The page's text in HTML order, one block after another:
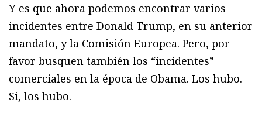
Y es que ahora podemos encontrar varios
incidentes entre Donald Trump, en su anterior
mandato, y la Comisión Europea. Pero, por
favor busquen también los “incidentes”
comerciales en la época de Obama. Los hubo.
Si, los hubo.